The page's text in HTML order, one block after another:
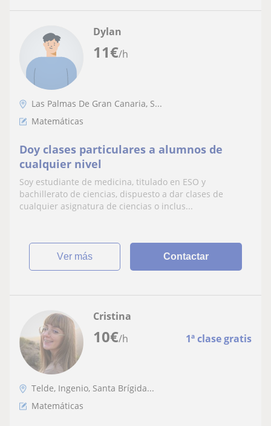
11€/h
Dylan
Las Palmas De Gran Canaria, S...
Matemáticas
Doy clases particulares a alumnos de
cualquier nivel
Soy estudiante de medicina, titulado en ESO y
bachillerato de ciencias, dispuesto a dar clases de
cualquier asignatura de ciencias o inclus...
ver más Contactar
10€/h 1ª clase gratis
Cristina
Telde, Ingenio, Santa Brígida...
Matemáticas